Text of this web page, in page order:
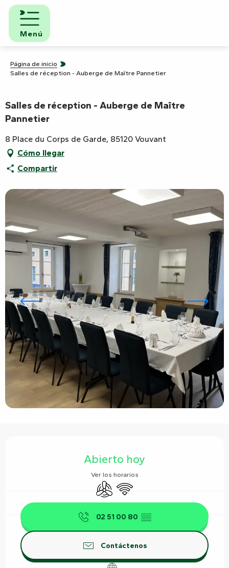
Aller
contenu
principal
Menú
Página de inicio
Salles de réception - Auberge de Maître Pannetier
Salles de réception - Auberge de Maître
Pannetier
8 Place du Corps de Garde, 85120 Vouvant
Cómo llegar
Compartir
Abierto hoy
Ver los horarios
Aire Acondicionado
Wifi
02 51 00 80 ▒▒
Contáctenos